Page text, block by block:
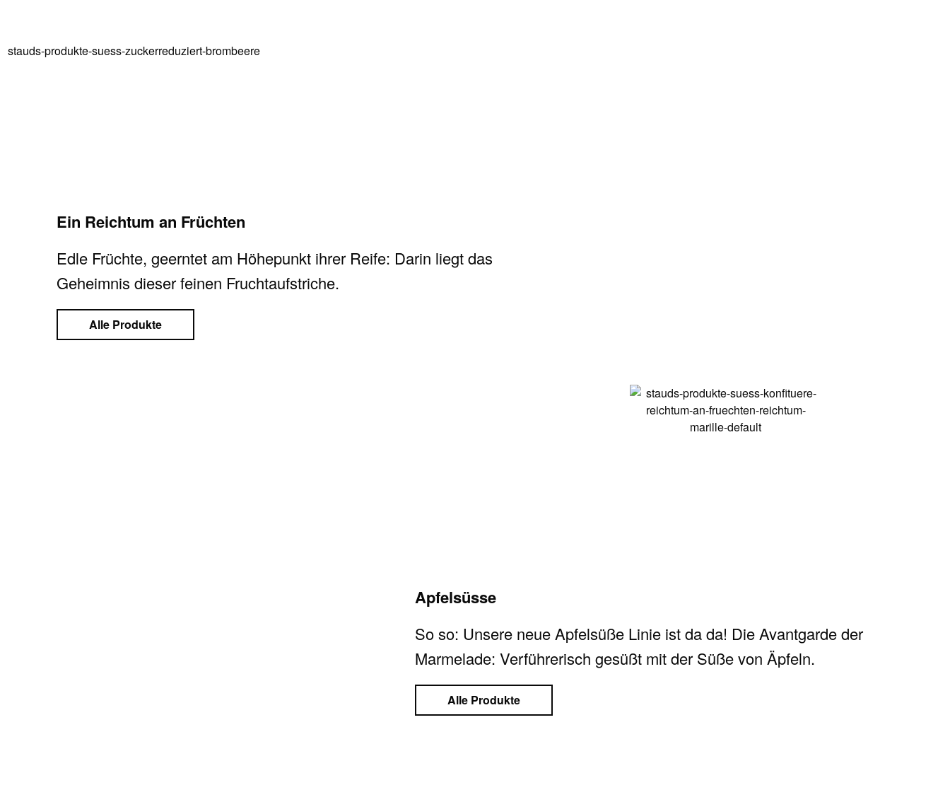
Ein Reichtum an Früchten
Edle Früchte, geerntet am Höhepunkt ihrer Reife: Darin liegt das
Geheimnis dieser feinen Fruchtaufstriche.
Alle Produkte
Apfelsüsse
So so: Unsere neue Apfelsüße Linie ist da da! Die Avantgarde der
Marmelade: Verführerisch gesüßt mit der Süße von Äpfeln.
Alle Produkte